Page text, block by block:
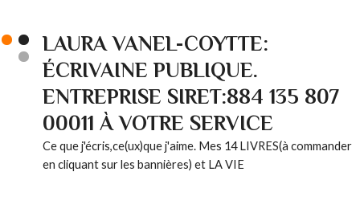
LAURA VANEL-COYTTE:
ÉCRIVAINE PUBLIQUE.
ENTREPRISE SIRET:884 135 807
00011 À VOTRE SERVICE
Ce que j'écris,ce(ux)que j'aime. Mes 14 LIVRES(à commander
en cliquant sur les bannières) et LA VIE